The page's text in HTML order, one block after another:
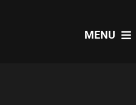
MENU